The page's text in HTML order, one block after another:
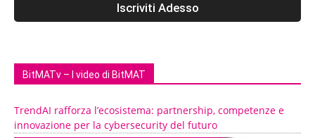
BitMATv – I video di BitMAT
TrendAI rafforza l’ecosistema: partnership, competenze e
innovazione per la cybersecurity del futuro